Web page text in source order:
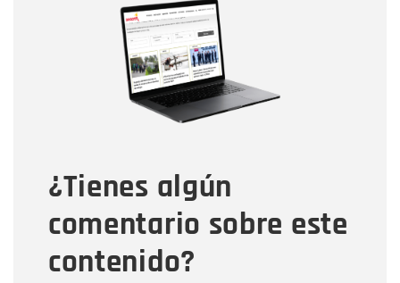
¿Tienes algún
comentario sobre este
contenido?
Correo electrónico
Tipo de comentario
Mensaje